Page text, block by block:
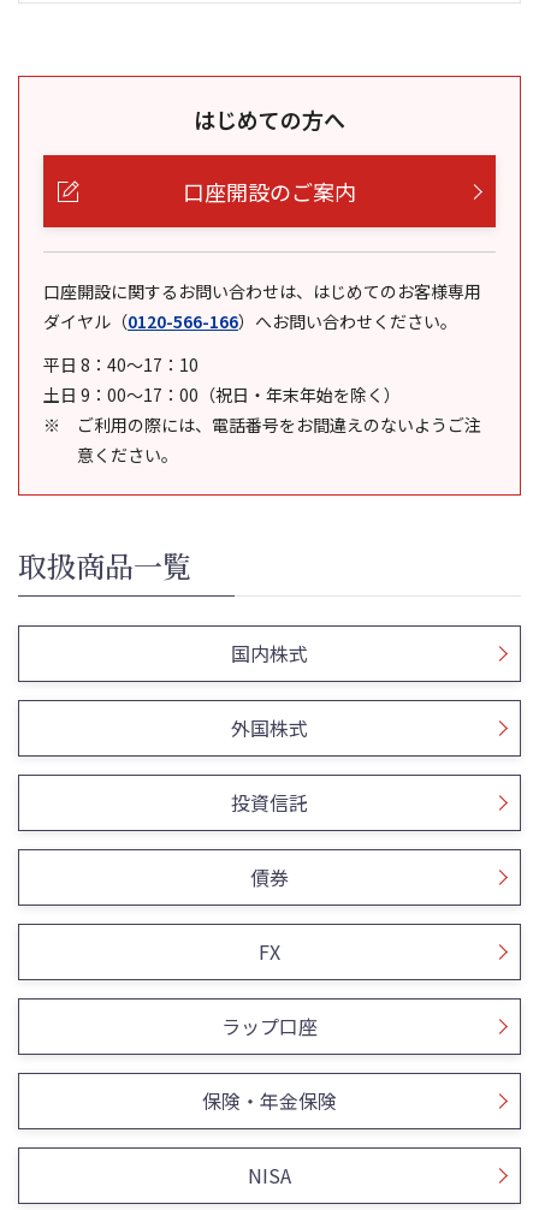
はじめての方へ
口座開設のご案内
口座開設に関するお問い合わせは、はじめてのお客様専用
ダイヤル （0120-566-166） へお問い合わせください。
平日 8：40～17：10
土日 9：00～17：00（祝日・年末年始を除く）
ご利用の際には、電話番号をお間違えのないようご注
意ください。
取扱商品一覧
国内株式
外国株式
投資信託
債券
FX
ラップ口座
保険・年金保険
NISA